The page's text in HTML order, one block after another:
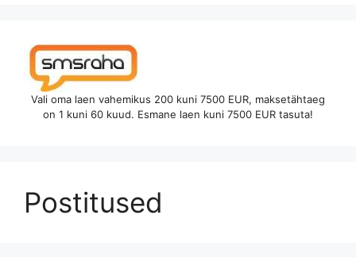
Vali oma laen vahemikus 200 kuni 7500 EUR, maksetähtaeg
on 1 kuni 60 kuud. Esmane laen kuni 7500 EUR tasuta!
Postitused